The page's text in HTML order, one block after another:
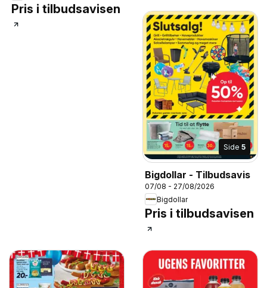
Pris i tilbudsavisen
Side 5
Bigdollar - Tilbudsavis
07/08 - 27/08/2026
Bigdollar
Pris i tilbudsavisen